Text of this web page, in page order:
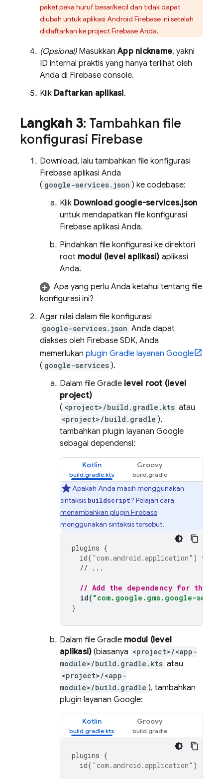
paket peka huruf besar/kecil dan tidak dapat
diubah untuk aplikasi Android Firebase ini setelah
didaftarkan ke project Firebase Anda.
(Opsional)MasukkanApp nickname, yakni
ID internal praktis yang hanya terlihat oleh
Anda di Firebase console.
Klik Daftarkan aplikasi.
Langkah 3: Tambahkan file
konfigurasi Firebase
Download, lalu tambahkan file konfigurasi
Firebase aplikasi Anda
( google-services.json ) ke codebase:
Klik Download google-services.json
untuk mendapatkan file konfigurasi
Firebase aplikasi Anda.
Pindahkan file konfigurasi ke direktori
root modul (level aplikasi) aplikasi
Anda.
Apa yang perlu Anda ketahui tentang file
konfigurasi ini?
Agar nilai dalam file konfigurasi
google-services.json Anda dapat
diakses oleh Firebase SDK, Anda
memerlukan plugin Gradle layanan Google
( google-services ).
Dalam file Gradle level root (level
project)
( <project>/build.gradle.kts atau
<project>/build.gradle ),
tambahkan plugin layanan Google
sebagai dependensi:
Kotlin Groovy
Apakah Anda masih menggunakan
sintaksis buildscript? Pelajari cara
menambahkan plugin Firebase
menggunakan sintaksis tersebut.
plugins {
id( "com.android.application" )
// ...
// Add the dependency for the
id( "com.google.gms.google-
}
Dalam file Gradle modul (level
aplikasi) (biasanya <project>/<app-
module>/build.gradle.kts atau
<project>/<app-
module>/build.gradle ), tambahkan
plugin layanan Google:
Kotlin Groovy
plugins {
id( "com.android.application" )